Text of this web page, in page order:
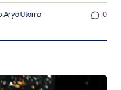
Aryo Utomo 0